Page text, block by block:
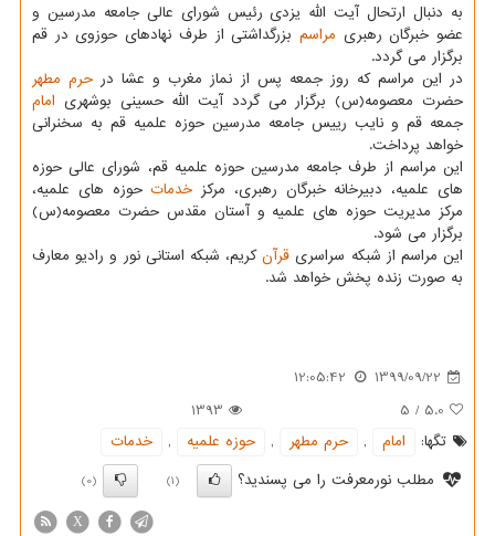
به دنبال ارتحال آیت الله یزدی رئیس شورای عالی جامعه مدرسین و
عضو خبرگان رهبری مراسم بزرگداشتی از طرف نهادهای حوزوی در قم
برگزار می گردد.
در این مراسم که روز جمعه پس از نماز مغرب و عشا در حرم مطهر
حضرت معصومه(س) برگزار می گردد آیت الله حسینی بوشهری امام
جمعه قم و نایب رییس جامعه مدرسین حوزه علمیه قم به سخنرانی
خواهد پرداخت.
این مراسم از طرف جامعه مدرسین حوزه علمیه قم، شورای عالی حوزه
های علمیه، دبیرخانه خبرگان رهبری، مرکز خدمات حوزه های علمیه،
مرکز مدیریت حوزه های علمیه و آستان مقدس حضرت معصومه(س)
برگزار می شود.
این مراسم از شبکه سراسری قرآنکریم، شبکه استانی نور و رادیو معارف
به صورت زنده پخش خواهد شد.
1399/09/22
12:05:42
5.0
/
5
1393
تگها:
امام , حرم مطهر , حوزه علمیه ,
خدمات
مطلب نورمعرفت را می پسندید؟
(1)
(0)
X